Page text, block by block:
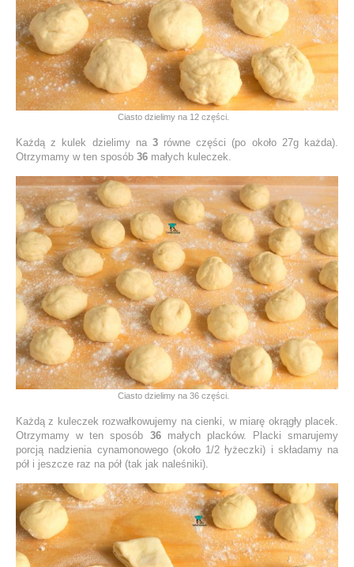
Ciasto dzielimy na 12 części.
Każdą z kulek dzielimy na 3równe części (po około 27g każda).
Otrzymamy w ten sposób 36 małych kuleczek.
Ciasto dzielimy na 36 części.
Każdą z kuleczek rozwałkowujemy na cienki, w miarę okrągły placek.
Otrzymamy w ten sposób 36małych placków. Placki smarujemy
porcją nadzienia cynamonowego (około 1/2 łyżeczki) i składamy na
pół i jeszcze raz na pół (tak jak naleśniki).